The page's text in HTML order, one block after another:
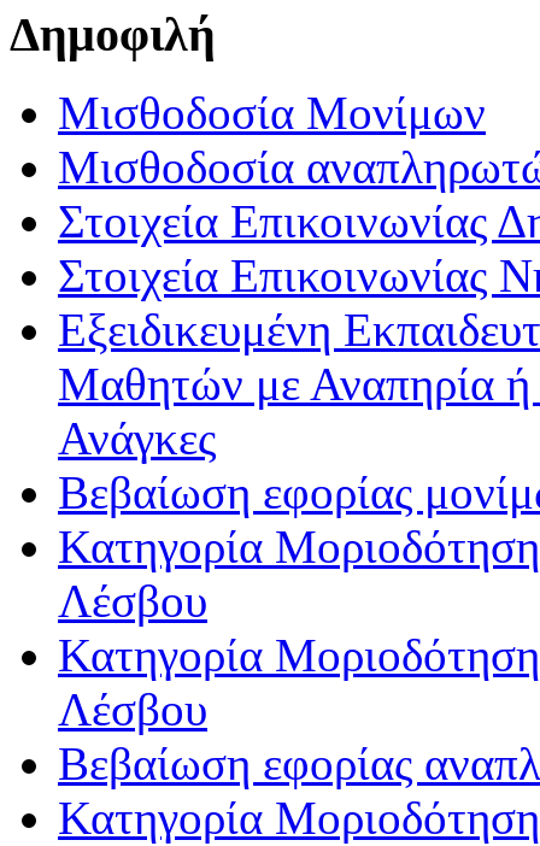
Δημοφιλή
Μισθοδοσία Μονίμων
Μισθοδοσία
Στοιχεία Επικοινωνίας
Στοιχεία Επικοινωνίας
Εξειδικευμένη
Μαθητών με Αναπηρία ή /
Ανάγκες
Βεβαίωση εφορίας
Κατηγορία
Λέσβου
Κατηγορία
Λέσβου
Βεβαίωση εφορίας
Κατηγορία